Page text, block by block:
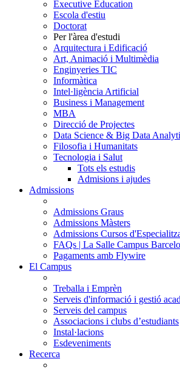
Executive Education
Escola d'estiu
Doctorat
Per l'àrea d'estudi
Arquitectura i Edificació
Art, Animació i Multimèdia
Enginyeries TIC
Informàtica
Intel·ligència Artificial
Business i Management
MBA
Direcció de Projectes
Data Science & Big Data
Filosofia i Humanitats
Tecnologia i Salut
Tots els estudis
Admisions i ajudes
Admissions
Admissions Graus
Admissions Màsters
Admissions Cursos
FAQs | La Salle Campus
Pagaments amb Flywire
El Campus
Treballa i Emprèn
Serveis d'informació i gestió
Serveis del campus
Associacions i clubs d’estudiants
Instal·lacions
Esdeveniments
Recerca